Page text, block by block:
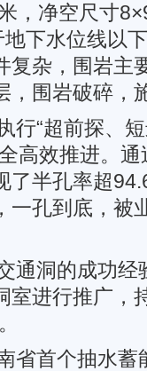
，净空尺寸
地下水位线以
复杂，围岩主
，围岩破碎，
行“超前探、
高效推进。
了半孔率超
孔到底，被
通洞的成功经
进行推广，
省首个抽水蓄